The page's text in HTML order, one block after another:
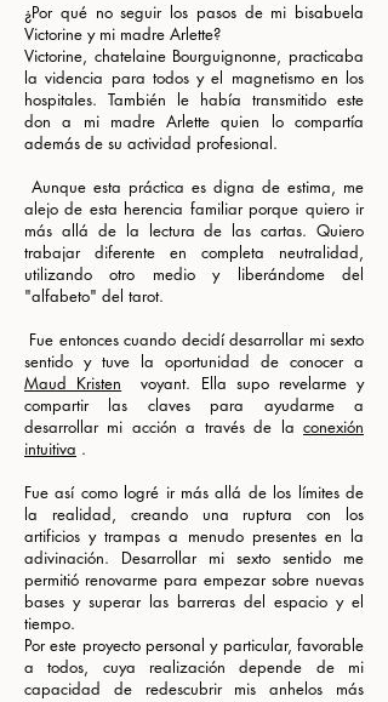
¿Por qué no seguir los pasos de mi bisabuela
Victorine y mi madre Arlette?
Victorine, chatelaine Bourguignonne, practicaba
la videncia para todos y el magnetismo en los
hospitales. También le había transmitido este
don a mi madre Arlette quien lo compartía
además de su actividad profesional.
​ Aunque esta práctica es digna de estima, me
alejo de esta herencia familiar porque quiero ir
más allá de la lectura de las cartas. Quiero
trabajar diferente en completa neutralidad,
utilizando otro medio y liberándome del
"alfabeto" del tarot.
​ Fue entonces cuando decidí desarrollar mi sexto
sentido y tuve la oportunidad de conocer a
Maud Kristen voyant. Ella supo revelarme y
compartir las claves para ayudarme a
desarrollar mi acción a través de la conexión
intuitiva .
Fue así como logré ir más allá de los límites de
la realidad, creando una ruptura con los
artificios y trampas a menudo presentes en la
adivinación. Desarrollar mi sexto sentido me
permitió renovarme para empezar sobre nuevas
bases y superar las barreras del espacio y el
tiempo.
Por este proyecto personal y particular, favorable
a todos, cuya realización depende de mi
capacidad de redescubrir mis anhelos más